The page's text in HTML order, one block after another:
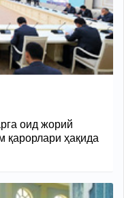
оид жорий
қарорлари ҳақида